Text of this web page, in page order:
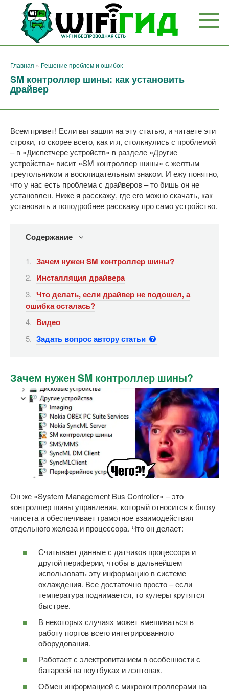
Перейти
контенту
Главная » Решение проблем и ошибок
SM контроллер шины: как установить
драйвер
Всем привет! Если вы зашли на эту статью, и читаете эти
строки, то скорее всего, как и я, столкнулись с проблемой
– в «Диспетчере устройств» в разделе «Другие
устройства» висит «SM контроллер шины» с желтым
треугольником и восклицательным знаком. И ежу понятно,
что у нас есть проблема с драйверов – то бишь он не
установлен. Ниже я расскажу, где его можно скачать, как
установить и поподробнее расскажу про само устройство.
Содержание
Зачем нужен SM контроллер шины?
Инсталляция драйвера
Что делать, если драйвер не подошел, а
ошибка осталась?
Видео
Задать вопрос автору статьи
Зачем нужен SM контроллер шины?
Он же «System Management Bus Controller» – это
контроллер шины управления, который относится к блоку
чипсета и обеспечивает грамотное взаимодействия
отдельного железа и процессора. Что он делает:
Считывает данные с датчиков процессора и
другой периферии, чтобы в дальнейшем
использовать эту информацию в системе
охлаждения. Все достаточно просто – если
температура поднимается, то кулеры крутятся
быстрее.
В некоторых случаях может вмешиваться в
работу портов всего интегрированного
оборудования.
Работает с электропитанием в особенности с
батареей на ноутбуках и лэптопах.
Обмен информацией с микроконтроллерами на